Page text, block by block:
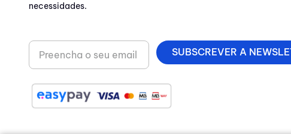
necessidades.
SUBSCREVER A